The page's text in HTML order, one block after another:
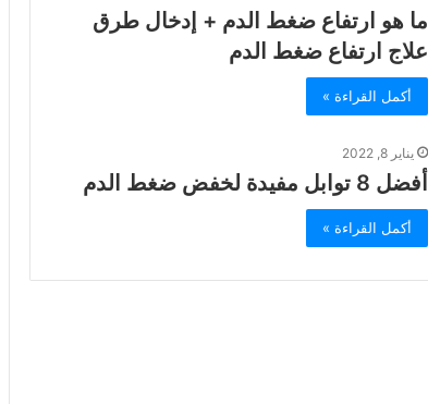
ما هو ارتفاع ضغط الدم + إدخال طرق
علاج ارتفاع ضغط الدم
أكمل القراءة »
يناير 8, 2022
أفضل 8 توابل مفيدة لخفض ضغط الدم
أكمل القراءة »